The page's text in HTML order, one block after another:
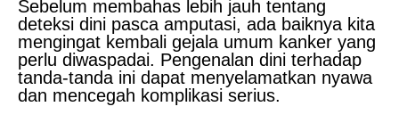
Sebelum membahas lebih jauh tentang
deteksi dini pasca amputasi, ada baiknya kita
mengingat kembali gejala umum kanker yang
perlu diwaspadai. Pengenalan dini terhadap
tanda-tanda ini dapat menyelamatkan nyawa
dan mencegah komplikasi serius.